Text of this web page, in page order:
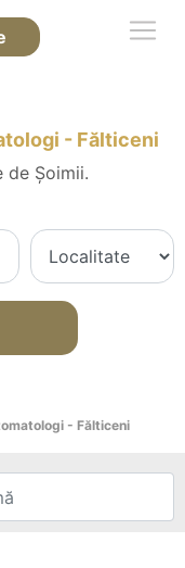
- Fălticeni
de Șoimii.
- Fălticeni